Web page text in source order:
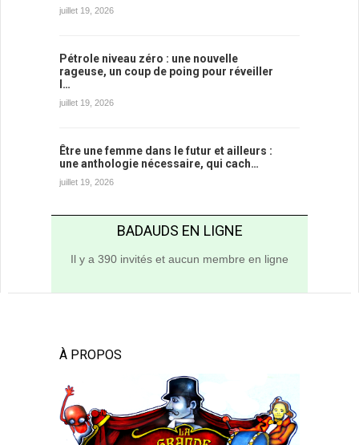
juillet 19, 2026
Pétrole niveau zéro : une nouvelle
rageuse, un coup de poing pour réveiller
l…
juillet 19, 2026
Être une femme dans le futur et ailleurs :
une anthologie nécessaire, qui cach…
juillet 19, 2026
BADAUDS EN LIGNE
Il y a 390 invités et aucun membre en ligne
À PROPOS